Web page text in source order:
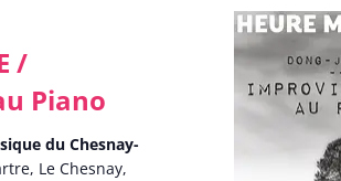
/
Piano
du Chesnay-
Le Chesnay,